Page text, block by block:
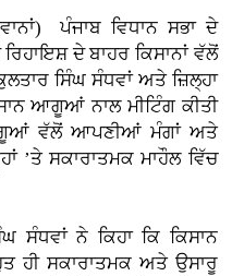
ਪੰਜਾਬ ਵਿਧਾਨ ਸਭਾ ਦੇ
ਦੇ ਬਾਹਰ ਕਿਸਾਨਾਂ ਵੱਲੋਂ
ਸਿੰਘ ਸੰਧਵਾਂ ਅਤੇ ਜ਼ਿਲ੍ਹਾ
ਆਗੂਆਂ ਨਾਲ ਮੀਟਿੰਗ ਕੀਤੀ
ਵੱਲੋਂ ਆਪਣੀਆਂ ਮੰਗਾਂ ਅਤੇ
’ਤੇ ਸਕਾਰਾਤਮਕ ਮਾਹੌਲ ਵਿੱਚ
ਸੰਧਵਾਂ ਨੇ ਕਿਹਾ ਕਿ ਕਿਸਾਨ
ਹੀ ਸਕਾਰਾਤਮਕ ਅਤੇ ਉਸਾਰੂ